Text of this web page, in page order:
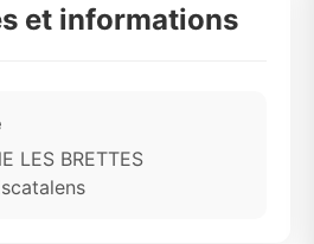
et informations
LES BRETTES